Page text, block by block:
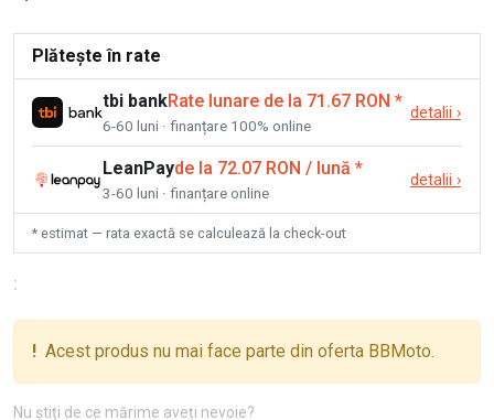
Plătește în rate
tbi bankRate lunare de la 71.67 RON *
6-60 luni · finanțare 100% online
detalii ›
LeanPayde la 72.07 RON / lună *
3-60 luni · finanțare online
detalii ›
* estimat — rata exactă se calculează la check-out
:
! Acest produs nu mai face parte din oferta BBMoto.
Nu știți de ce mărime aveți nevoie?